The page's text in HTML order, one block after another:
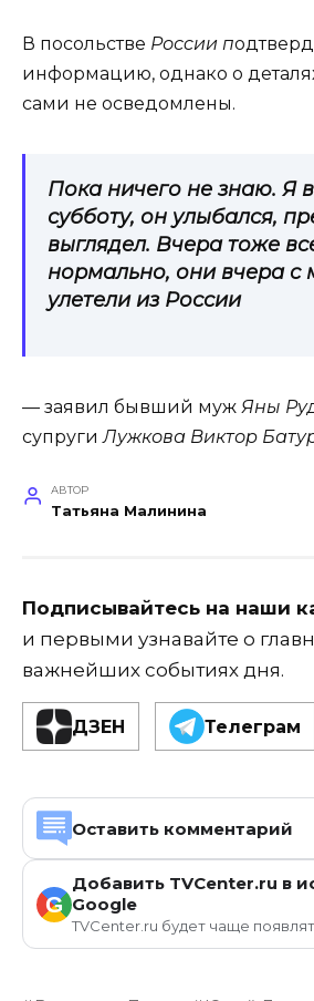
В посольстве Росcии п
информацию, однако о
сами не осведомлены.
Пока ничего не знаю. Я
субботу, он улыбался,
выглядел. Вчера тоже
нормально, они вчера с
улетели из России
— заявил бывший муж Яны
супругиЛужкова Виктор
АВТОР
Татьяна Малинина
Подписывайтесь на наши
и первыми узнавайте о
важнейших событиях дня.
ДЗЕН Телеграм
Оставить комментарий
G
Добавить TVCenter.ru в
Google
TVCenter.ru будет чаще